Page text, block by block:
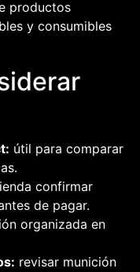
productos
y consumibles
útil para comparar
confirmar
de pagar.
organizada en
revisar munición